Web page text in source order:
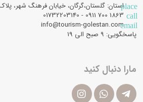
placeاستان: گلستان،گرگان، خیابان فرهنگ شهر، پلاک 17، طبقه:
call
email
info@tourism-golestan.com
پاسخگویی: ۹ صبح الی 19
مارا دنبال کنید